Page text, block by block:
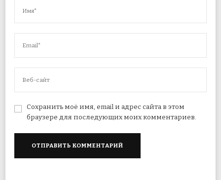
Сохранить моё имя, email и адрес сайта в этом
браузере для последующих моих комментариев.